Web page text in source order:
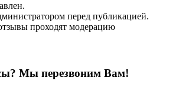
перед публикацией.
проходят модерацию
Мы перезвоним Вам!